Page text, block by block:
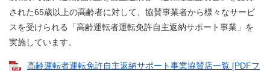
された65歳以上の高齢者に対して、協賛事業者から様々なサービ
スを受けられる「高齢運転者運転免許自主返納サポート事業」を
実施しています。
高齢運転者運転免許自主返納サポート事業協賛店一覧 [PDFフ